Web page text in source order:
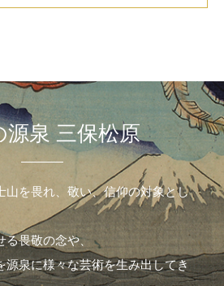
源泉 三保松原
山を畏れ、敬い、信仰の対象とし
る畏敬の念や、
源泉に様々な芸術を生み出してき